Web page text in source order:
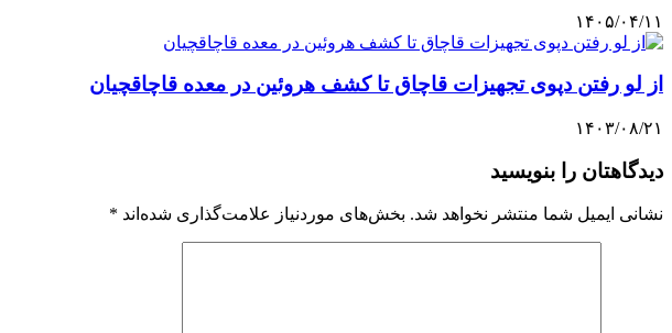
۱۴۰۵/۰۴/۱۱
از لو رفتن دپوی تجهیزات قاچاق تا کشف هروئین در معده قاچاقچیان
۱۴۰۳/۰۸/۲۱
دیدگاهتان را بنویسید
نشانی ایمیل شما منتشر نخواهد شد. بخش‌های موردنیاز علامت‌گذاری شده‌اند *